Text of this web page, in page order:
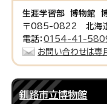
生涯学習部 博物館
〒085-0822 北海
電話：0154-41-
お問い合わせは専
釧路市立博物館